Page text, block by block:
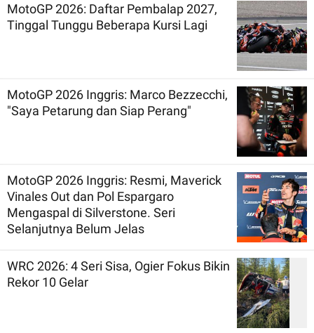
MotoGP 2026: Daftar Pembalap 2027,
Tinggal Tunggu Beberapa Kursi Lagi
MotoGP 2026 Inggris: Marco Bezzecchi,
"Saya Petarung dan Siap Perang"
MotoGP 2026 Inggris: Resmi, Maverick
Vinales Out dan Pol Espargaro
Mengaspal di Silverstone. Seri
Selanjutnya Belum Jelas
WRC 2026: 4 Seri Sisa, Ogier Fokus Bikin
Rekor 10 Gelar